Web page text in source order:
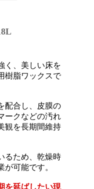
く、美しい床を
樹脂ワックスで
配合し、皮膜の
ークなどの汚れ
観を長期間維持
るため、乾燥時
可能です。
を延ばしたい現